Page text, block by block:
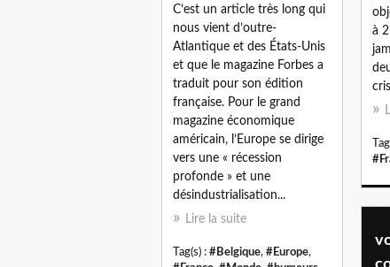
C’est un article très long qui
nous vient d’outre-
Atlantique et des États-Unis
et que le magazine Forbes a
traduit pour son édition
française. Pour le grand
magazine économique
américain, l’Europe se dirige
vers une « récession
profonde » et une
désindustrialisation...
Lire la suite
Tag(s) : #Belgique, #Europe,
à